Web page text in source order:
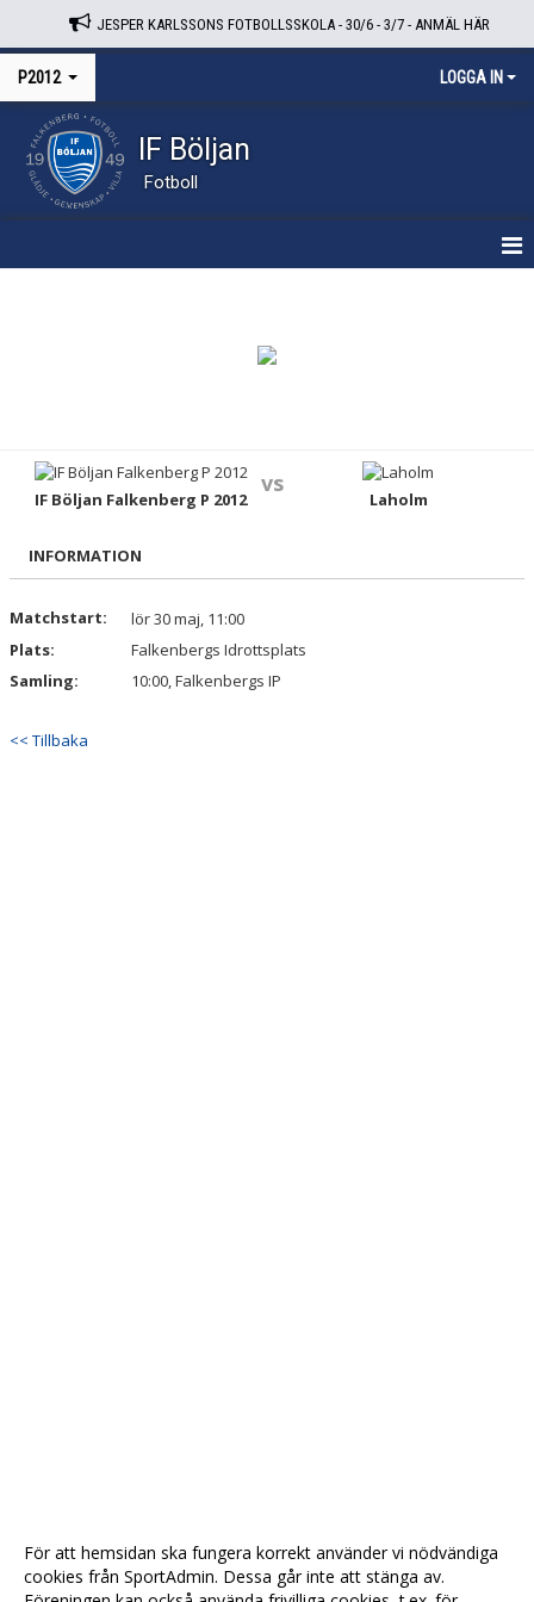
JESPER KARLSSONS FOTBOLLSSKOLA - 30/6 - 3/7 - ANMÄL HÄR
P2012 LOGGA IN
IF Böljan
Fotboll
TRUPPEN
BILDGALLERI
KONTAKT
IF Böljan Falkenberg P 2012
vs
Laholm
INFORMATION
Matchstart:
lör 30 maj, 11:00
Plats:
Falkenbergs Idrottsplats
Samling:
10:00, Falkenbergs IP
<< Tillbaka
För att hemsidan ska fungera korrekt använder vi nödvändiga
cookies från SportAdmin. Dessa går inte att stänga av.